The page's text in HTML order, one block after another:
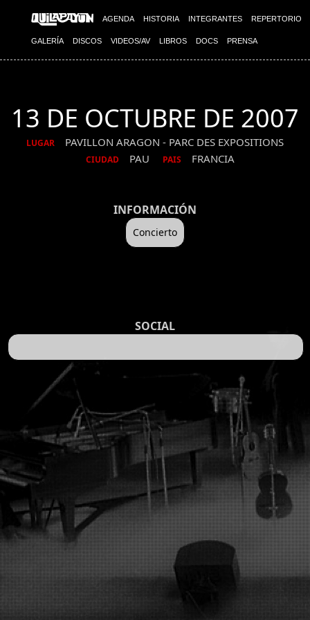
AGENDA HISTORIA INTEGRANTES REPERTORIO
GALERÍA DISCOS VIDEOS/AV LIBROS DOCS PRENSA
13 DE OCTUBRE DE 2007
LUGAR PAVILLON ARAGON - PARC DES EXPOSITIONS
CIUDAD PAU PAIS FRANCIA
INFORMACIÓN
Concierto
SOCIAL